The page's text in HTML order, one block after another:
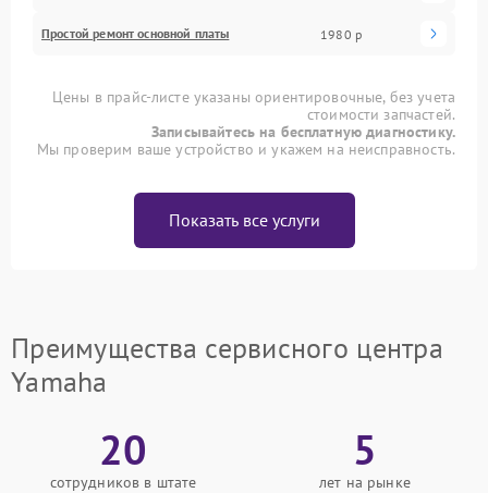
Простой ремонт основной платы 1980 р
Цены в прайс-листе указаны ориентировочные, без учета
стоимости запчастей.
Записывайтесь на бесплатную диагностику.
Мы проверим ваше устройство и укажем на неисправность.
Показать все услуги
Преимущества сервисного центра
Yamaha
20
сотрудников в штате
5
лет на рынке